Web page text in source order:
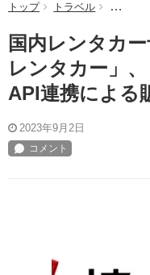
トップ トラベル 国内レ
国内レンタカ
レンタカー」
API連携による
2023年9月2日